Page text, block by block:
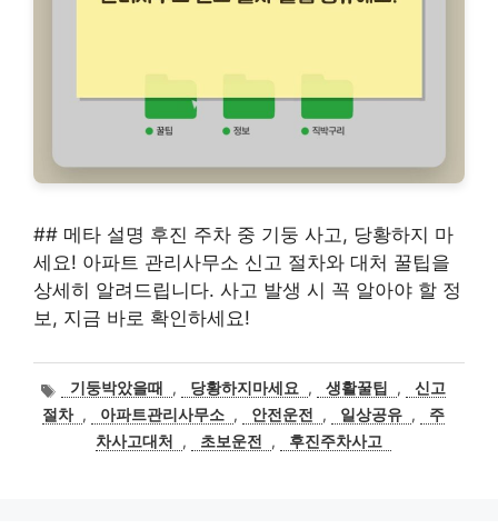
## 메타 설명 후진 주차 중 기둥 사고, 당황하지 마
세요! 아파트 관리사무소 신고 절차와 대처 꿀팁을
상세히 알려드립니다. 사고 발생 시 꼭 알아야 할 정
보, 지금 바로 확인하세요!
태
그
기둥박았을때 , 당황하지마세요 , 생활꿀팁 ,
신고
절차 , 아파트관리사무소 , 안전운전 , 일상공유 ,
주
차사고대처
, 초보운전 , 후진주차사고